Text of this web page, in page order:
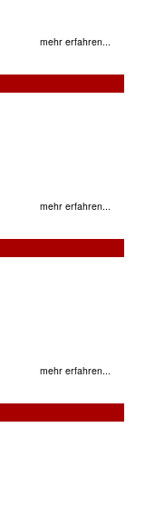
mehr erfahren...
mehr erfahren...
mehr erfahren...